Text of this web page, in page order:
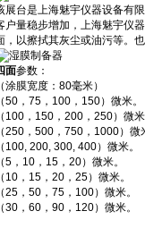
展台是上海魅宇仪器设备有
户量稳步增加，上海魅宇仪
，以擦拭其灰尘或油污等。
面参数：
（涂膜宽度：80毫米）
（50，75，100，150）微米。
（100，150，200，250）微
（250，500，750，1000）微
（100, 200, 300, 400）微米。
（5，10，15，20）微米。
（10，15，20，25）微米。
（25，50，75，100）微米。
（30，60，90，120）微米。